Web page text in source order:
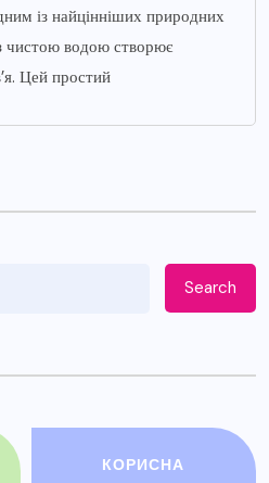
із найцінніших природних
чистою водою створює
Цей простий
Search
КОРИСНА